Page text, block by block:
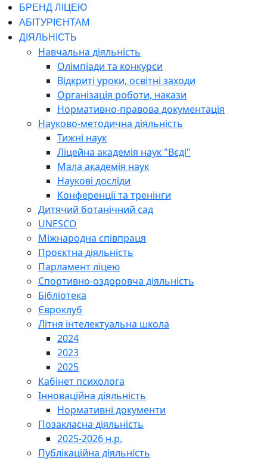
БРЕНД ЛІЦЕЮ
АБІТУРІЄНТАМ
ДІЯЛЬНІСТЬ
Навчальна діяльність
Олімпіади та конкурси
Відкриті уроки, освітні заходи
Організація роботи, накази
Нормативно-правова документація
Науково-методична діяльність
Тижні наук
Ліцейна академія наук "Вєді"
Мала академія наук
Наукові досліди
Конференції та тренінги
Дитячий ботанічний сад
UNESCO
Міжнародна співпраця
Проєктна діяльність
Парламент ліцею
Спортивно-оздоровча діяльність
Бібліотека
Євроклуб
Літня інтелектуальна школа
2024
2023
2025
Кабінет психолога
Інноваційна діяльність
Нормативні документи
Позакласна діяльність
2025-2026 н.р.
Публікаційна діяльність